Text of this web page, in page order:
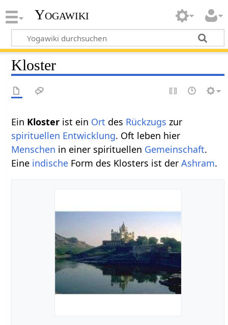
Yogawiki
Kloster
Ein Kloster ist ein Ort des Rückzugs zur
spirituellen Entwicklung. Oft leben hier
Menschen in einer spirituellen Gemeinschaft.
Eine indische Form des Klosters ist derAshram.